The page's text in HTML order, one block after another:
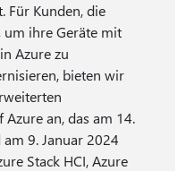
Für Kunden, die
um ihre Geräte mit
Azure zu
bieten wir
an, das am 14.
9. Januar 2024
Stack HCI, Azure